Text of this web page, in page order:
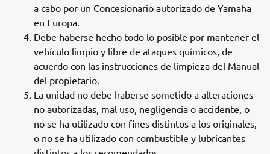
a cabo por un Concesionario autorizado de Yamaha
en Europa.
Debe haberse hecho todo lo posible por mantener el
vehículo limpio y libre de ataques químicos, de
acuerdo con las instrucciones de limpieza del Manual
del propietario.
La unidad no debe haberse sometido a alteraciones
no autorizadas, mal uso, negligencia o accidente, o
no se ha utilizado con fines distintos a los originales,
o no se ha utilizado con combustible y lubricantes